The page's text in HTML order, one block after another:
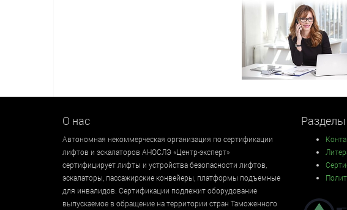
О нас
Автономная некоммерческая организация по сертификации
лифтов и эскалаторов АНОСЛЭ «Центр-эксперт»
сертифицирует лифты и устройства безопасности лифтов,
эскалаторы, пассажирские конвейеры, платформы подъемные
для инвалидов. Сертификации подлежит оборудование
выпускаемое в обращение на территории стран Таможенного